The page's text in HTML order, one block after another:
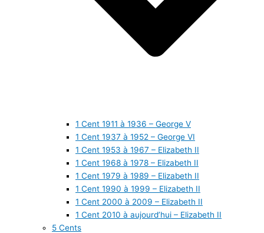
1 Cent 1911 à 1936 – George V
1 Cent 1937 à 1952 – George VI
1 Cent 1953 à 1967 – Elizabeth II
1 Cent 1968 à 1978 – Elizabeth II
1 Cent 1979 à 1989 – Elizabeth II
1 Cent 1990 à 1999 – Elizabeth II
1 Cent 2000 à 2009 – Elizabeth II
1 Cent 2010 à aujourd’hui – Elizabeth II
5 Cents